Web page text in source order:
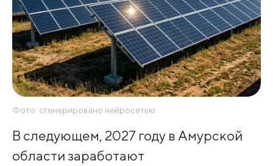
Фото: сгенерировано нейросетью
В следующем, 2027 году в Амурской
области заработают